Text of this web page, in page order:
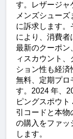
す。レザージャ
メンズシュー
に訴求します。
により、消費者
最新のクーポン
ィスカウント
ション性も経
無料、定期プロ
す。2024 年、
ピングスポウト
引コードと本物
の購入をファッ
します。